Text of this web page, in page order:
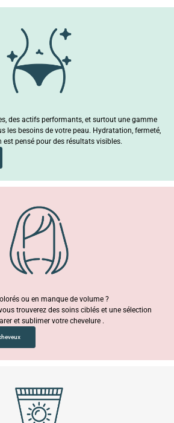
des actifs performants, et surtout une gamme
les besoins de votre peau. Hydratation, fermeté,
pensé pour des résultats visibles.
ou en manque de volume ?
trouverez des soins ciblés et une sélection
et sublimer votre chevelure .